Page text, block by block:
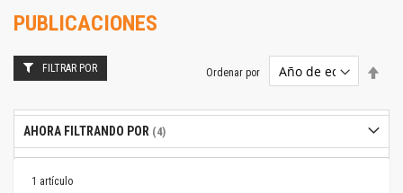
PUBLICACIONES
1 artículo
Ordenar por
FILTRAR POR
AHORA FILTRANDO POR